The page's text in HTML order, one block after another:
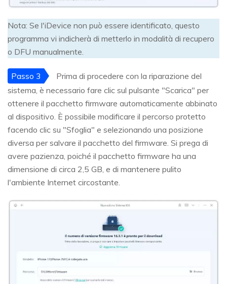
Nota: Se l'iDevice non può essere identificato, questo
programma vi indicherà di metterlo in modalità di recupero
o DFU manualmente.
Passo 3
Prima di procedere con la riparazione del
sistema, è necessario fare clic sul pulsante "Scarica" per
ottenere il pacchetto firmware automaticamente abbinato
al dispositivo. È possibile modificare il percorso protetto
facendo clic su "Sfoglia" e selezionando una posizione
diversa per salvare il pacchetto del firmware. Si prega di
avere pazienza, poiché il pacchetto firmware ha una
dimensione di circa 2,5 GB, e di mantenere pulito
l'ambiente Internet circostante.